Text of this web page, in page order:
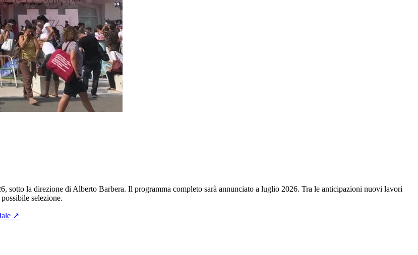
sotto la direzione di Alberto Barbera. Il programma completo sarà annunciato a luglio 2026. Tra le anticipazioni nuovi lavori
selezione.
↗